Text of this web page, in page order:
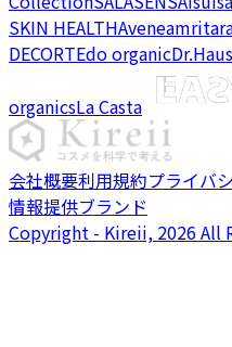
SKIN HEALTHAvene
DECORTEdo organic
organicsLa Casta
会社概要利用規約プライバ
情報提供ブランド
Copyright - Kireii, 2026 All